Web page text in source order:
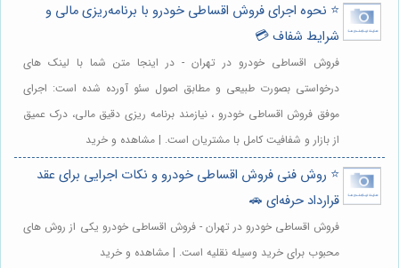
⭐️ نحوه اجرای فروش اقساطی خودرو با برنامه‌ریزی مالی و
شرایط شفاف 💳
فروش اقساطی خودرو در تهران - در اینجا متن شما با لینک های
درخواستی بصورت طبیعی و مطابق اصول سئو آورده شده است: اجرای
موفق فروش اقساطی خودرو ، نیازمند برنامه ریزی دقیق مالی، درک عمیق
از بازار و شفافیت کامل با مشتریان است. | مشاهده و خرید
⭐️ روش فنی فروش اقساطی خودرو و نکات اجرایی برای عقد
قرارداد حرفه‌ای 🚗
فروش اقساطی خودرو در تهران - فروش اقساطی خودرو یکی از روش های
محبوب برای خرید وسیله نقلیه است. | مشاهده و خرید